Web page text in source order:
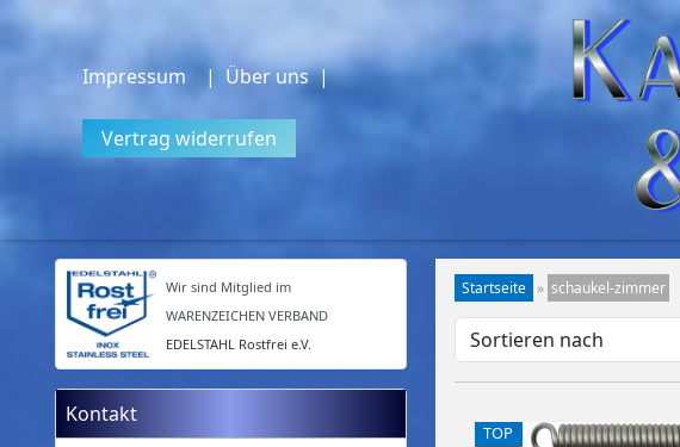
Impressum | Über uns |
Vertrag widerrufen
Wir sind Mitglied im
WARENZEICHEN VERBAND
EDELSTAHL Rostfrei e.V.
Kontakt
Startseite » schaukel-zimmer
TOP